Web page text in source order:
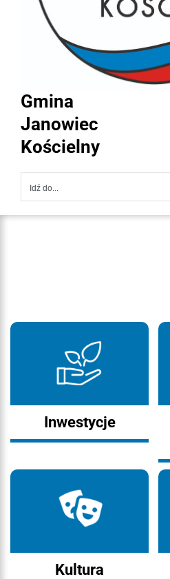
Gmina
Janowiec
Kościelny
Idź do...
Inwestycje
Kultura